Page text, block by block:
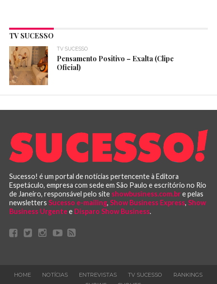
TV SUCESSO
TV SUCESSO
Pensamento Positivo – Exalta (Clipe
Oficial)
Sucesso! é um portal de notícias pertencente à Editora
Espetáculo, empresa com sede em São Paulo e escritório no Rio
de Janeiro, responsável pelo site showbusiness.com.bre pelas
newsletters Sucesso e-mailing, Show Business Express, Show
Business Urgentee Disparo Show Business.
HOME NOTÍCIAS ENTREVISTAS TV SUCESSO
RANKINGS